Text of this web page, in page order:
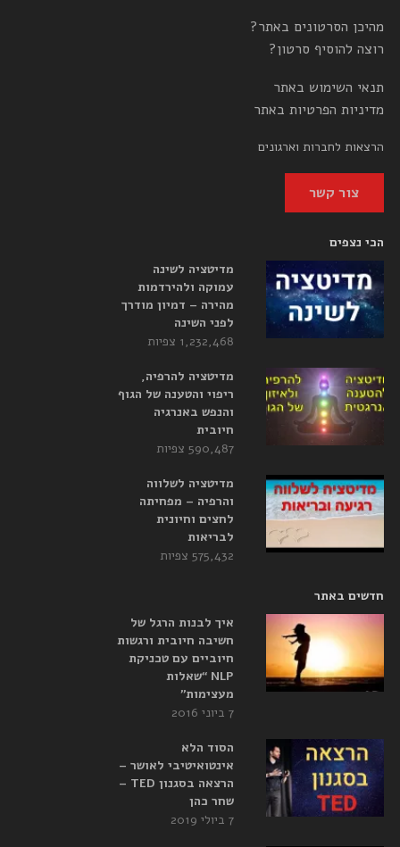
מהיכן הסרטונים באתר?
רוצה להוסיף סרטון?
תנאי השימוש באתר
מדיניות הפרטיות באתר
הרצאות לחברות וארגונים
צור קשר
הכי נצפים
מדיטציה לשינה
עמוקה ולהירדמות
מהירה – דמיון מודרך
לפני השינה
1,232,468 צפיות
מדיטציה להרפיה,
ריפוי והטענה של הגוף
והנפש באנרגיה
חיובית
590,487 צפיות
מדיטציה לשלווה
והרפיה – מפחיתה
לחצים וחיונית
לבריאות
575,432 צפיות
חדשים באתר
איך לבנות הרגל של
חשיבה חיובית ורגשות
חיוביים עם טכניקת
NLP “שאלות
מעצימות”
7 ביוני 2016
הסוד הלא
אינטואיטיבי לאושר –
הרצאה בסגנון TED –
שחר כהן
7 ביולי 2019